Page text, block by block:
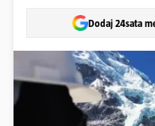
Dodaj 24sata